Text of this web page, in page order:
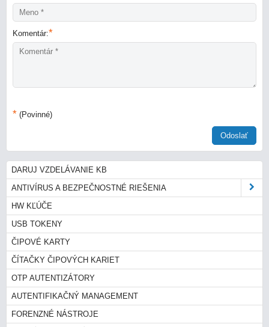
Komentár:*
* (Povinné)
Odoslať
DARUJ VZDELÁVANIE KB
ANTIVÍRUS A BEZPEČNOSTNÉ RIEŠENIA
HW KĽÚČE
USB TOKENY
ČIPOVÉ KARTY
ČÍTAČKY ČIPOVÝCH KARIET
OTP AUTENTIZÁTORY
AUTENTIFIKAČNÝ MANAGEMENT
FORENZNÉ NÁSTROJE